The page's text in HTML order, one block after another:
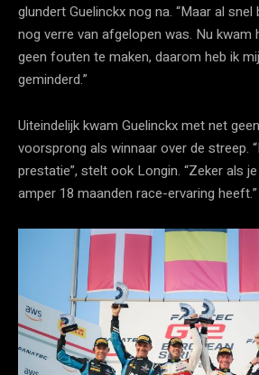
glundert Guelinckx nog na. “Maar al
nog verre van afgelopen was. Nu kwam
geen fouten te maken, daarom heb ik
geminderd.”
Uiteindelijk kwam Guelinckx met net
voorsprong als winnaar over de streep.
prestatie”, stelt ook Longin. “Zeker als
amper 18 maanden race-ervaring heeft.”